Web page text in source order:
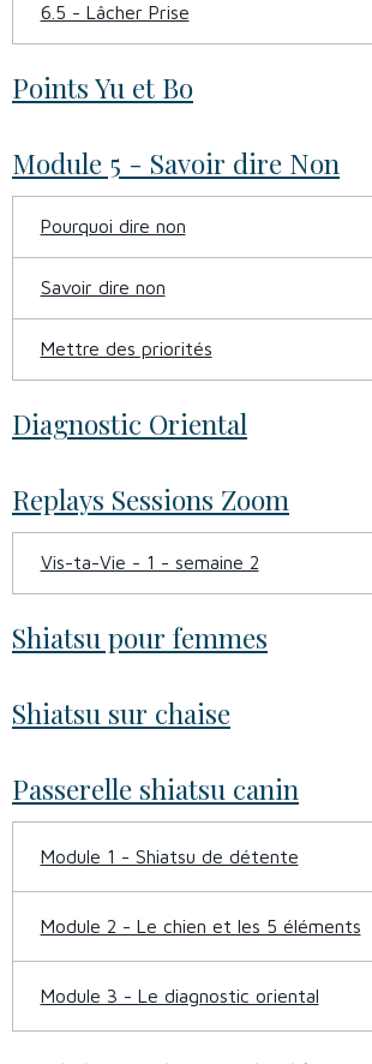
6.5 - Lâcher Prise
Points Yu et Bo
Module 5 - Savoir dire Non
Pourquoi dire non
Savoir dire non
Mettre des priorités
Diagnostic Oriental
Replays Sessions Zoom
Vis-ta-Vie - 1 - semaine 2
Shiatsu pour femmes
Shiatsu sur chaise
Passerelle shiatsu canin
Module 1 - Shiatsu de détente
Module 2 - Le chien et les 5 éléments
Module 3 - Le diagnostic oriental